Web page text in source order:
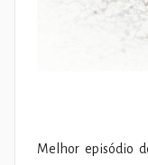
Melhor episódio